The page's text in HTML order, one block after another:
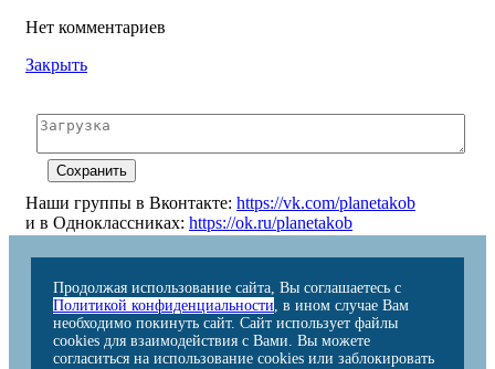
Нет комментариев
Закрыть
Наши группы в Вконтакте: https://vk.com/planetakob
и в Одноклассниках: https://ok.ru/planetakob
Продолжая использование сайта, Вы соглашаетесь с
Политикой конфиденциальности, в ином случае Вам
необходимо покинуть сайт. Сайт использует файлы
cookies для взаимодействия с Вами. Вы можете
согласиться на использование cookies или заблокировать